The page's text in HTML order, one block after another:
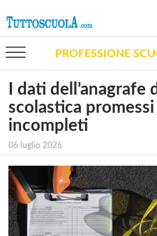
PROFESSIONE
I dati dell’anagrafe
scolastica
incompleti
06 luglio 2026